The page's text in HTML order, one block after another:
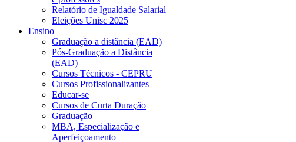
Relatório de Igualdade Salarial
Eleições Unisc 2025
Ensino
Graduação a distância (EAD)
Pós-Graduação a Distância
(EAD)
Cursos Técnicos - CEPRU
Cursos Profissionalizantes
Educar-se
Cursos de Curta Duração
Graduação
MBA, Especialização e
Aperfeiçoamento